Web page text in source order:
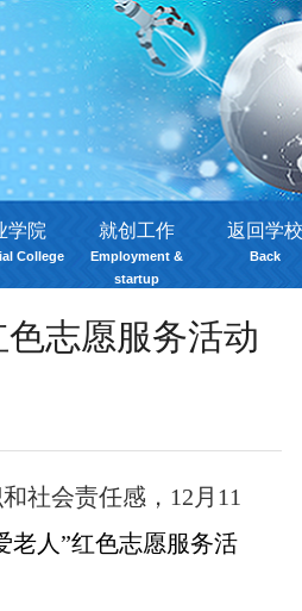
学院
College
就创工作
Employment &
startup
返回学校
Back
志愿服务活动
社会责任感 ， 12 月 11
老人”红色志愿服务活